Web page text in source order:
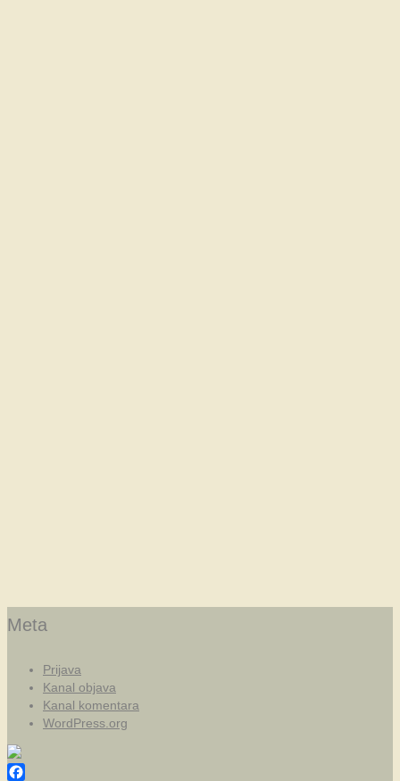
Meta
Prijava
Kanal objava
Kanal komentara
WordPress.org